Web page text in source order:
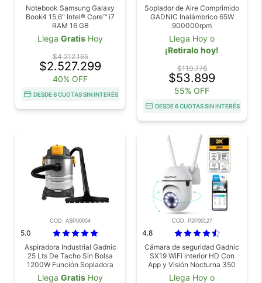
Notebook Samsung Galaxy
Book4 15,6" Intel® Core™ i7
RAM 16 GB
Llega Gratis Hoy
$4.212.165
$2.527.299
40% OFF
DESDE 6 CUOTAS SIN INTERÉS
Soplador de Aire Comprimido
GADNIC Inalámbrico 65W
900000rpm
Llega Hoy o
¡Retiralo hoy!
$119.776
$53.899
55% OFF
DESDE 6 CUOTAS SIN INTERÉS
COD. ASP00054
5.0
Aspiradora Industrial Gadnic
25 Lts De Tacho Sin Bolsa
1200W Función Sopladora
Llega Gratis Hoy
COD. P2P00127
4.8
Cámara de seguridad Gadnic
SX19 WiFi interior HD Con
App y Visión Nocturna 350
grados Audio Bidireccional
Llega Hoy o